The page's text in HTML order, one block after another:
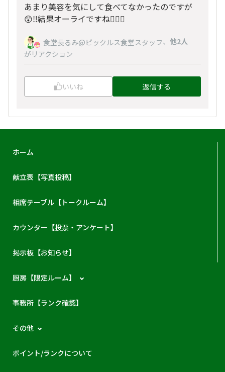
あまり美容を気にして食べてなかったのですが
😲‼️結果オーライですね🙆‍♀✨
食堂長るみ@ピックルス食堂スタッフ、 他2人
がリアクション
いいね 返信する
ホーム
献立表【写真投稿】
相席テーブル【トークルーム】
カウンター【投票・アンケート】
掲示板【お知らせ】
厨房【限定ルーム】
事務所【ランク確認】
その他
ポイント/ランクについて